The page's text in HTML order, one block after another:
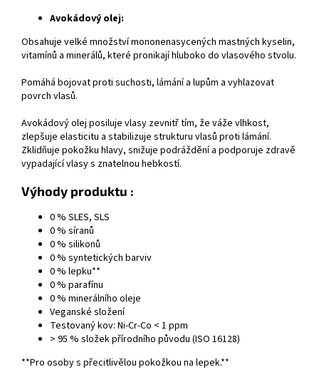
Avokádový olej:
Obsahuje velké množství mononenasycených mastných kyselin,
vitamínů a minerálů, které pronikají hluboko do vlasového stvolu.
Pomáhá bojovat proti suchosti, lámání a lupům a vyhlazovat
povrch vlasů.
Avokádový olej posiluje vlasy zevnitř tím, že váže vlhkost,
zlepšuje elasticitu a stabilizuje strukturu vlasů proti lámání.
Zklidňuje pokožku hlavy, snižuje podráždění a podporuje zdravě
vypadající vlasy s znatelnou hebkostí.
Výhody produktu :
0 % SLES, SLS
0 % síranů
0 % silikonů
0 % syntetických barviv
0 % lepku**
0 % parafínu
0 % minerálního oleje
Veganské složení
Testovaný kov: Ni-Cr-Co < 1 ppm
> 95 % složek přírodního původu (ISO 16128)
**Pro osoby s přecitlivělou pokožkou na lepek.**